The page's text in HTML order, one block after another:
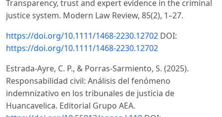
Transparency, trust and expert evidence in the criminal
justice system. Modern Law Review, 85(2), 1–27.
https://doi.org/10.1111/1468-2230.12702 DOI:
https://doi.org/10.1111/1468-2230.12702
Estrada-Ayre, C. P., & Porras-Sarmiento, S. (2025).
Responsabilidad civil: Análisis del fenómeno
indemnizativo en los tribunales de justicia de
Huancavelica. Editorial Grupo AEA.